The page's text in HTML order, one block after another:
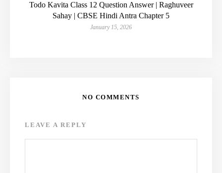
Todo Kavita Class 12 Question Answer | Raghuveer
Sahay | CBSE Hindi Antra Chapter 5
January 15, 2026
NO COMMENTS
LEAVE A REPLY